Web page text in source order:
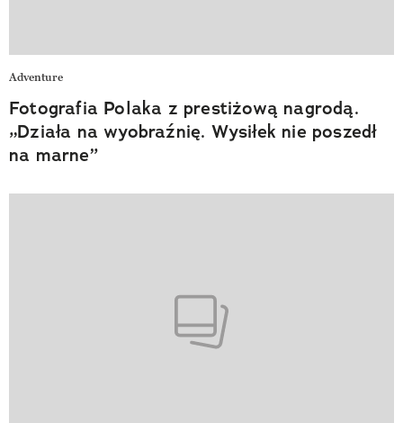
Adventure
Fotografia Polaka z prestiżową nagrodą.
„Działa na wyobraźnię. Wysiłek nie poszedł
na marne”